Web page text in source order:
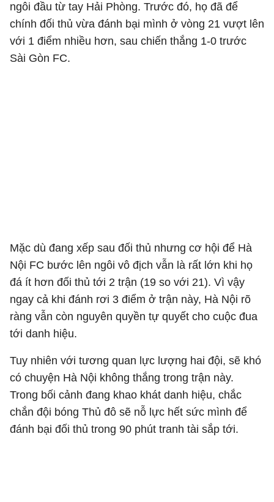
ngôi đầu từ tay Hải Phòng. Trước đó, họ đã để
chính đối thủ vừa đánh bại mình ở vòng 21 vượt lên
với 1 điểm nhiều hơn, sau chiến thắng 1-0 trước
Sài Gòn FC.
Mặc dù đang xếp sau đối thủ nhưng cơ hội để Hà
Nội FC bước lên ngôi vô địch vẫn là rất lớn khi họ
đá ít hơn đối thủ tới 2 trận (19 so với 21). Vì vậy
ngay cả khi đánh rơi 3 điểm ở trận này, Hà Nội rõ
ràng vẫn còn nguyên quyền tự quyết cho cuộc đua
tới danh hiệu.
Tuy nhiên với tương quan lực lượng hai đội, sẽ khó
có chuyện Hà Nội không thắng trong trận này.
Trong bối cảnh đang khao khát danh hiệu, chắc
chắn đội bóng Thủ đô sẽ nỗ lực hết sức mình để
đánh bại đối thủ trong 90 phút tranh tài sắp tới.